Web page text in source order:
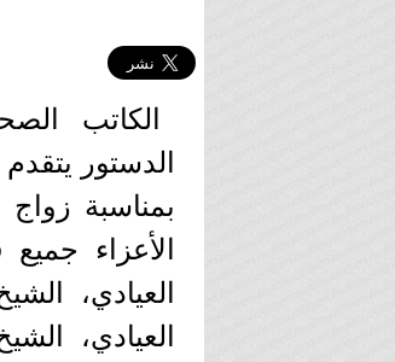
الكاتب
الدستور
بمناسبة
الأعزاء
العيادي،
العيادي،